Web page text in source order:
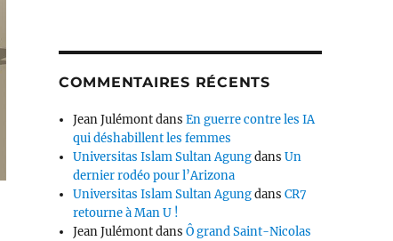
COMMENTAIRES RÉCENTS
Jean JulémontdansEn guerre contre les IA
qui déshabillent les femmes
Universitas Islam Sultan AgungdansUn
dernier rodéo pour l’Arizona
Universitas Islam Sultan AgungdansCR7
retourne à Man U !
Jean JulémontdansÔ grand Saint-Nicolas